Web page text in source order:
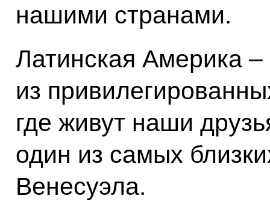
нашими странами.
Латинская Америка –
из
где живут наши
один из самых
Венесуэла.